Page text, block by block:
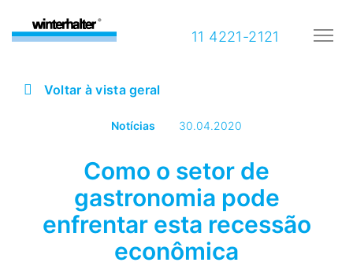
11 4221-2121
Voltar à vista geral
Notícias 30.04.2020
Como o setor de
gastronomia pode
enfrentar esta recessão
econômica